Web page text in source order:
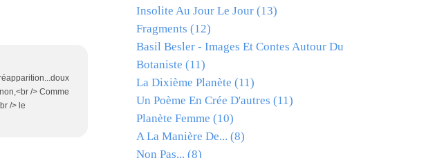
/> Comme
/> le
Insolite Au Jour Le Jour (13)
Fragments (12)
Basil Besler - Images Et Contes Autour Du
Botaniste (11)
La Dixième Planète (11)
Un Poème En Crée D'autres (11)
Planète Femme (10)
A La Manière De... (8)
Non Pas... (8)